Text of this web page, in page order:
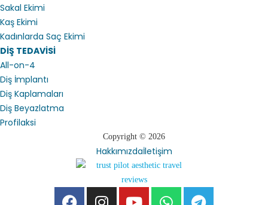
Sakal Ekimi
Kaş Ekimi
Kadınlarda Saç Ekimi
DİŞ TEDAVİSİ
All-on-4
Diş İmplantı
Diş Kaplamaları
Diş Beyazlatma
Profilaksi
Copyright © 2026
Hakkımızdaİletişim